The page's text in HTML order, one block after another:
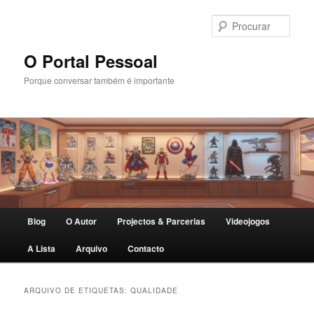
primário
secundárioO Portal Pessoal
Porque conversar também é importante
Blog O Autor Projectos & Parcerias Videojogos
A Lista Arquivo Contacto
ARQUIVO DE ETIQUETAS:QUALIDADE